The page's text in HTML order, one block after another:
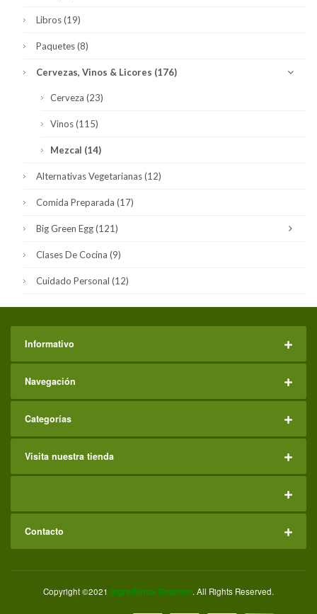
Libros(19)
Paquetes(8)
Cervezas, Vinos & Licores (176)
Cerveza (23)
Vinos(115)
Mezcal (14)
Alternativas Vegetarianas(12)
Comida Preparada (17)
Big Green Egg(121)
Clases De Cocina (9)
Cuidado Personal (12)
Informativo
Navegación
Categorías
Visita nuestra tienda
Contacto
Copyright ©2021 Ingredienta Gourmet. All Rights Reserved.